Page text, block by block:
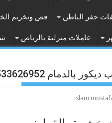
حفر الباطن قص وتخريم
عاملات منزلية بالرياض
0533626952
islam